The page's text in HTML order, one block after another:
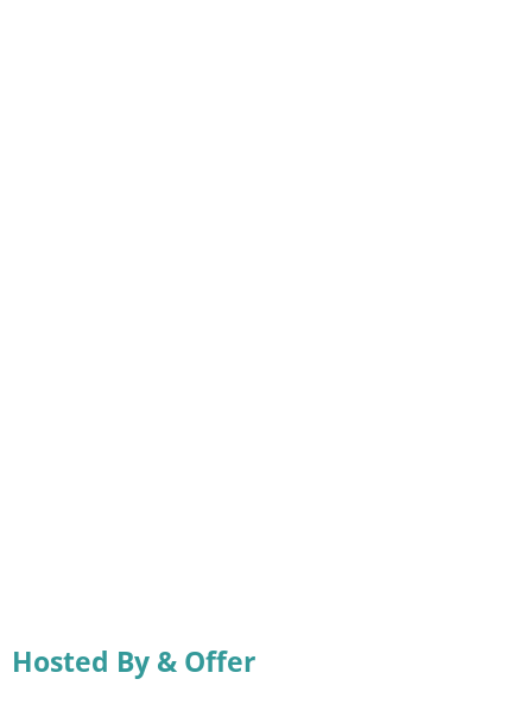
Hosted By & Offer